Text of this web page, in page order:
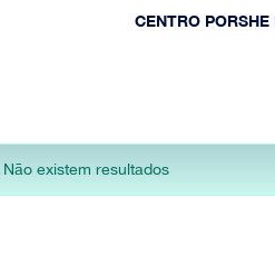
CENTRO
Não existem resultados